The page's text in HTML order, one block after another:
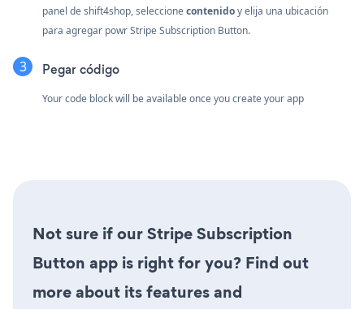
panel de shift4shop, seleccionecontenidoy elija una ubicación
para agregar powr Stripe Subscription Button.
Pegar código
Your code block will be available once you create your app
Not sure if our Stripe Subscription
Button app is right for you? Find out
more about its features and